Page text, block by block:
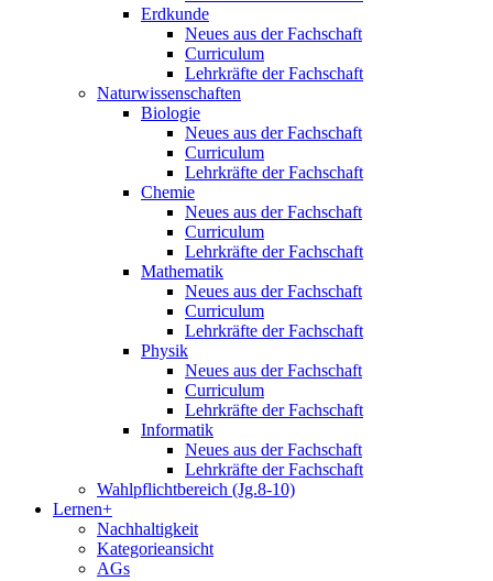
Erdkunde
Neues aus der Fachschaft
Curriculum
Lehrkräfte der Fachschaft
Naturwissenschaften
Biologie
Neues aus der Fachschaft
Curriculum
Lehrkräfte der Fachschaft
Chemie
Neues aus der Fachschaft
Curriculum
Lehrkräfte der Fachschaft
Mathematik
Neues aus der Fachschaft
Curriculum
Lehrkräfte der Fachschaft
Physik
Neues aus der Fachschaft
Curriculum
Lehrkräfte der Fachschaft
Informatik
Neues aus der Fachschaft
Lehrkräfte der Fachschaft
Wahlpflichtbereich (Jg.8-10)
Lernen+
Nachhaltigkeit
Kategorieansicht
AGs